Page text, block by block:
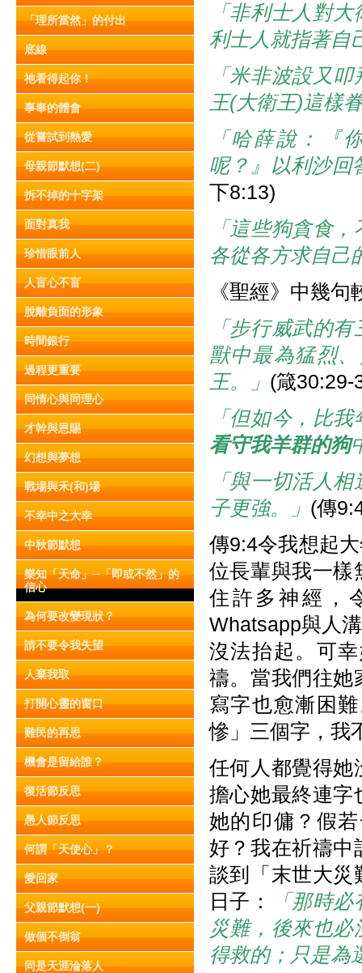
「理所當然」的付出
底線
祂看得起你！
事奉的體會
從嘗試到熱愛
母親節默想(二)
拆不掉的十字架
面對真我
珍惜眼前人
人盲心不盲
脫離負面的形象
時間銀行
過程更重要
同情心與同理心
才幹與恩賜
幻想與夢想
戰場與禾(和)場
不幸中之大幸
中秋節默想
樂知「天命」─「即或不然」的
信心
為何要改變現狀？
請不要令我失望
人棄我取
打開心靈的窗口
難民的再思
機會是留給誰？
復活節反思
愚人節反思
何謂「天使心」？
愛回家
父親節默想(一)
做個不倒翁
同是天涯淪落人
「非利士人對
利士人就指著自
「米非波設又
王(大衛王)這樣
「哈薛說：『
呢？』以利沙回
下8:13)
「這些狗貪食
各從各方求自己
《聖經》中幾
「步行威武的
獸中最為猛烈
王。」 (箴30:29-
「但如今，比
看守我羊群的狗
「與一切活人
子更強。」 (傳
傳9:4令我想起
位長輩與我一樣
住許多神經，
Whatsapp與人
沒法抬起。可
禱。當我們往她
寫字也愈漸困
慘」三個字，我
任何人都覺得她
擔心她最終連字
她的印傭？假
好？我在祈禱中
談到「末世大災
日子：
「那時
災難，後來也
得救的；只是為